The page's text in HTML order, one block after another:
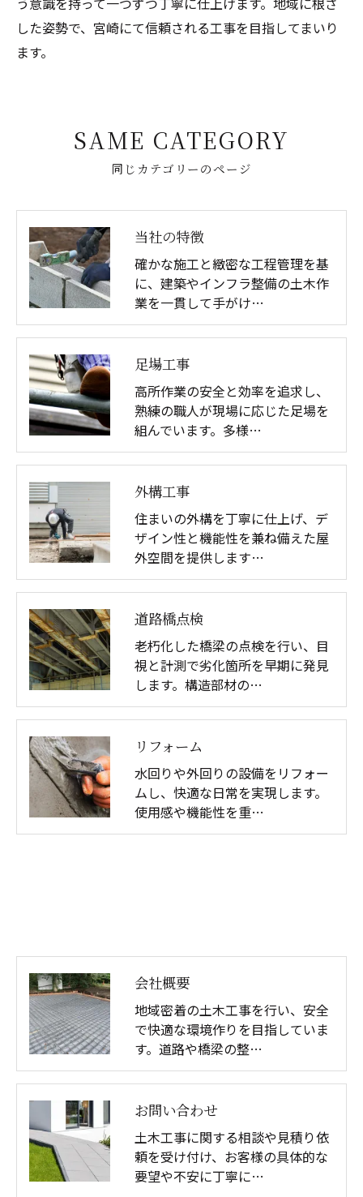
した姿勢で、宮崎にて信頼される工事を目指してまいり
ます。
同じカテゴリーのページ
SAME CATEGORY
当社の特徴
確かな施工と緻密な工程管理を基
に、建築やインフラ整備の土木作
業を一貫して手がけ…
足場工事
高所作業の安全と効率を追求し、
熟練の職人が現場に応じた足場を
組んでいます。多様…
外構工事
住まいの外構を丁寧に仕上げ、デ
ザイン性と機能性を兼ね備えた屋
外空間を提供します…
道路橋点検
老朽化した橋梁の点検を行い、目
視と計測で劣化箇所を早期に発見
します。構造部材の…
リフォーム
水回りや外回りの設備をリフォー
ムし、快適な日常を実現します。
使用感や機能性を重…
会社概要
地域密着の土木工事を行い、安全
で快適な環境作りを目指していま
す。道路や橋梁の整…
お問い合わせ
土木工事に関する相談や見積り依
頼を受け付け、お客様の具体的な
要望や不安に丁寧に…